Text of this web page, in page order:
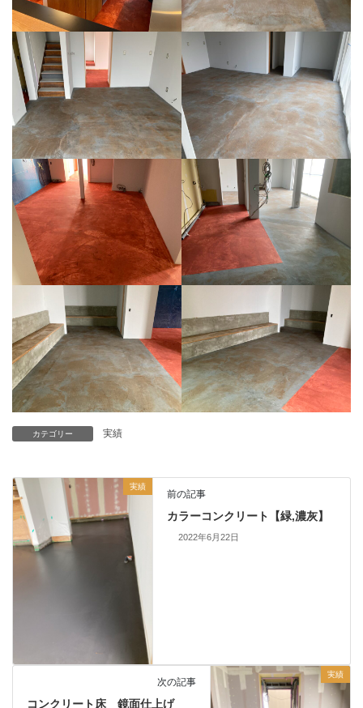
カテゴリー 実績
実績
前の記事
カラーコンクリート【緑,濃灰】
2022年6月22日
実績
次の記事
コンクリート床 鏡面仕上げ